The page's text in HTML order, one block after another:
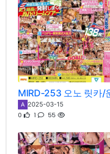
A 2025-03-15
0 1 55